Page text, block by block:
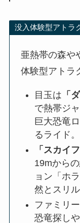
没入体験型アトラ
亜熱帯の森や
体験型アトラ
目玉は 「
で熱帯ジ
巨大恐竜
るライド。
「スカイ
19mから
ョン「ホ
然とスリ
ファミリ
恐竜探し